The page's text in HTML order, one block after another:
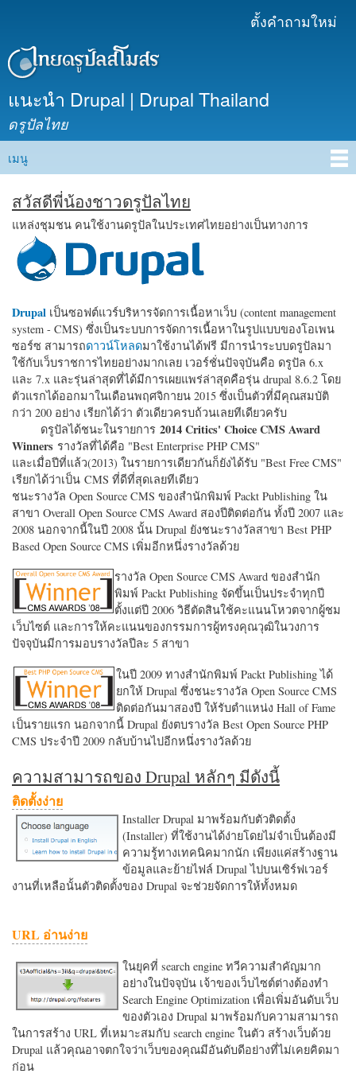
เนื้อหา
ตั้งคำถามใหม่
แนะนำ Drupal | Drupal Thailand
ดรูปัลไทย
Main menu
เมนู
สวัสดีพี่น้องชาวดรูปัลไทย
แหล่งชุมชน คนใช้งานดรูปัลในประเทศไทยอย่างเป็นทางการ
Drupal เป็นซอฟต์แวร์บริหารจัดการเนื้อหาเว็บ (content management
system - CMS) ซึ่งเป็นระบบการจัดการเนื้อหาในรูปแบบของโอเพน
ซอร์ซ สามารถดาวน์โหลดมาใช้งานได้ฟรี มีการนำระบบดรูปัลมา
ใช้กับเว็บราชการไทยอย่างมากเลย เวอร์ชั่นปัจจุบันคือ ดรูปัล 6.x
และ 7.x และรุ่นล่าสุดที่ได้มีการเผยแพร่ล่าสุดคือรุ่น drupal 8.6.2 โดย
ตัวแรกได้ออกมาในเดือนพฤศจิกายน 2015 ซึ่งเป็นตัวที่มีคุณสมบัติ
กว่า 200 อย่าง เรียกได้ว่า ตัวเดียวครบถ้วนเลยทีเดียวครับ
ดรูปัลได้ชนะในรายการ 2014 Critics' Choice CMS Award
Winners รางวัลที่ได้คือ "Best Enterprise PHP CMS"
และเมื่อปีที่แล้ว(2013) ในรายการเดียวกันก็ยังได้รับ "Best Free CMS"
เรียกได้ว่าเป็น CMS ที่ดีที่สุดเลยทีเดียว
ชนะรางวัล Open Source CMS ของสำนักพิมพ์ Packt Publishing ใน
สาขา Overall Open Source CMS Award สองปีติดต่อกัน ทั้งปี 2007 และ
2008 นอกจากนี้ในปี 2008 นั้น Drupal ยังชนะรางวัลสาขา Best PHP
Based Open Source CMS เพิ่มอีกหนึ่งรางวัลด้วย
รางวัล Open Source CMS Award ของสำนัก
พิมพ์ Packt Publishing จัดขึ้นเป็นประจำทุกปี
ตั้งแต่ปี 2006 วิธีตัดสินใช้คะแนนโหวตจากผู้ชม
เว็บไซต์ และการให้คะแนนของกรรมการผู้ทรงคุณวุฒิในวงการ
ปัจจุบันมีการมอบรางวัลปีละ 5 สาขา
ในปี 2009 ทางสำนักพิมพ์ Packt Publishing ได้
ยกให้ Drupal ซึ่งชนะรางวัล Open Source CMS
ติดต่อกันมาสองปี ให้รับตำแหน่ง Hall of Fame
เป็นรายแรก นอกจากนี้ Drupal ยังตบรางวัล Best Open Source PHP
CMS ประจำปี 2009 กลับบ้านไปอีกหนึ่งรางวัลด้วย
ความสามารถของ Drupal หลักๆ มีดังนี้
ติดตั้งง่าย
Installer Drupal มาพร้อมกับตัวติดตั้ง
(Installer) ที่ใช้งานได้ง่ายโดยไม่จำเป็นต้องมี
ความรู้ทางเทคนิคมากนัก เพียงแค่สร้างฐาน
ข้อมูลและย้ายไฟล์ Drupal ไปบนเซิร์ฟเวอร์
งานที่เหลือนั้นตัวติดตั้งของ Drupal จะช่วยจัดการให้ทั้งหมด
URL อ่านง่าย
ในยุคที่ search engine ทวีความสำคัญมาก
อย่างในปัจจุบัน เจ้าของเว็บไซต์ต่างต้องทำ
Search Engine Optimization เพื่อเพิ่มอันดับเว็บ
ของตัวเอง Drupal มาพร้อมกับความสามารถ
ในการสร้าง URL ที่เหมาะสมกับ search engine ในตัว สร้างเว็บด้วย
Drupal แล้วคุณอาจตกใจว่าเว็บของคุณมีอันดับดีอย่างที่ไม่เคยคิดมา
ก่อน